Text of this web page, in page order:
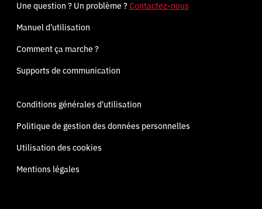
Une question ? Un problème ?Contactez-nous
Manuel d'utilisation
Comment ça marche ?
Supports de communication
Conditions générales d'utilisation
Politique de gestion des données personnelles
Utilisation des cookies
Mentions légales